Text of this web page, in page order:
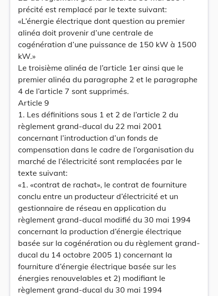
précité est remplacé par le texte suivant:
«L’énergie électrique dont question au premier
alinéa doit provenir d’une centrale de
cogénération d’une puissance de 150 kW à 1500
kW.»
Le troisième alinéa de l’article 1er ainsi que le
premier alinéa du paragraphe 2 et le paragraphe
4 de l’article 7 sont supprimés.
Article 9
1. Les définitions sous 1 et 2 de l’article 2 du
règlement grand-ducal du 22 mai 2001
concernant l’introduction d’un fonds de
compensation dans le cadre de l’organisation du
marché de l’électricité sont remplacées par le
texte suivant:
«1. «contrat de rachat», le contrat de fourniture
conclu entre un producteur d’électricité et un
gestionnaire de réseau en application du
règlement grand-ducal modifié du 30 mai 1994
concernant la production d’énergie électrique
basée sur la cogénération ou du règlement grand-
ducal du 14 octobre 2005 1) concernant la
fourniture d’énergie électrique basée sur les
énergies renouvelables et 2) modifiant le
règlement grand-ducal du 30 mai 1994